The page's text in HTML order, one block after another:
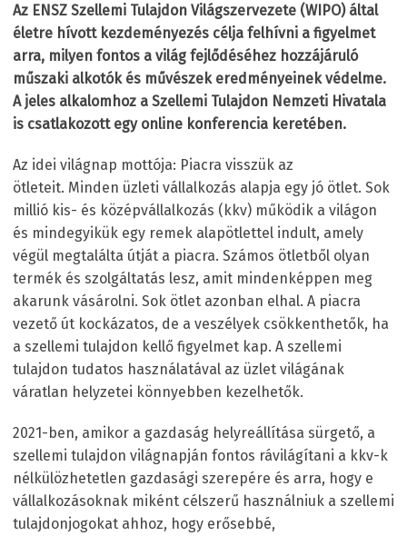
Az ENSZ Szellemi Tulajdon Világszervezete (WIPO) által
életre hívott kezdeményezés célja felhívni a figyelmet
arra, milyen fontos a világ fejlődéséhez hozzájáruló
műszaki alkotók és művészek eredményeinek védelme.
A jeles alkalomhoz a Szellemi Tulajdon Nemzeti Hivatala
is csatlakozott egy online konferencia keretében.
Az idei világnap mottója: Piacra visszük az
ötleteit. Minden üzleti vállalkozás alapja egy jó ötlet. Sok
millió kis- és középvállalkozás (kkv) működik a világon
és mindegyikük egy remek alapötlettel indult, amely
végül megtalálta útját a piacra. Számos ötletből olyan
termék és szolgáltatás lesz, amit mindenképpen meg
akarunk vásárolni. Sok ötlet azonban elhal. A piacra
vezető út kockázatos, de a veszélyek csökkenthetők, ha
a szellemi tulajdon kellő figyelmet kap. A szellemi
tulajdon tudatos használatával az üzlet világának
váratlan helyzetei könnyebben kezelhetők.
2021-ben, amikor a gazdaság helyreállítása sürgető, a
szellemi tulajdon világnapján fontos rávilágítani a kkv-k
nélkülözhetetlen gazdasági szerepére és arra, hogy e
vállalkozásoknak miként célszerű használniuk a szellemi
tulajdonjogokat ahhoz, hogy erősebbé,